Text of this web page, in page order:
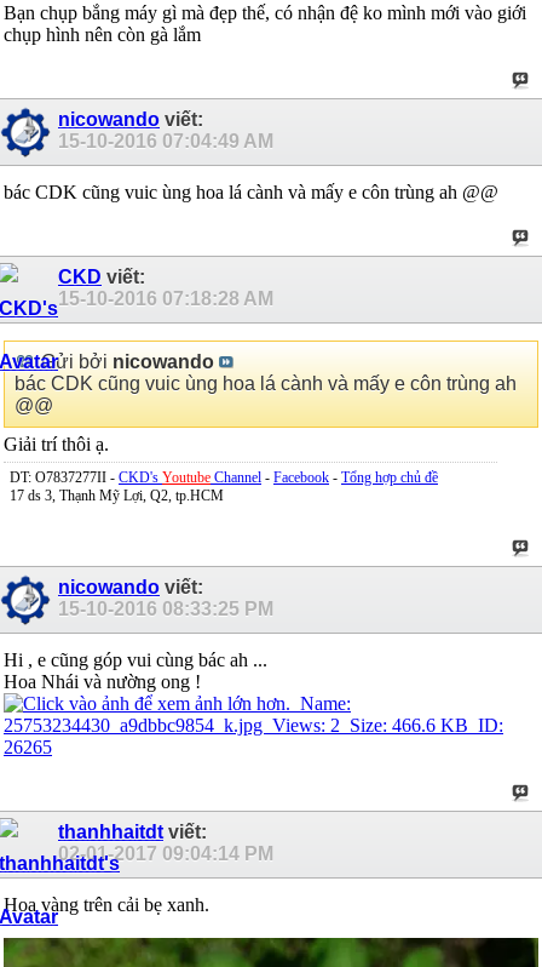
Bạn chụp bắng máy gì mà đẹp thế, có nhận đệ ko mình mới vào giới
chụp hình nên còn gà lắm
nicowando viết:
15-10-2016 07:04:49 AM
bác CDK cũng vuic ùng hoa lá cành và mấy e côn trùng ah @@
CKD viết:
15-10-2016 07:18:28 AM
Gửi bởi nicowando
bác CDK cũng vuic ùng hoa lá cành và mấy e côn trùng ah
@@
Giải trí thôi ạ.
DT: O7837277II - CKD's Youtube Channel - Facebook - Tổng hợp chủ đề
17 ds 3, Thạnh Mỹ Lợi, Q2, tp.HCM
nicowando viết:
15-10-2016 08:33:25 PM
Hi , e cũng góp vui cùng bác ah ...
Hoa Nhái và nường ong !
thanhhaitdt viết:
02-01-2017 09:04:14 PM
Hoa vàng trên cải bẹ xanh.